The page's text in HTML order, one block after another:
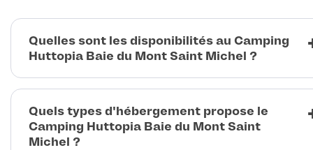
Quelles sont les disponibilités au Camping
Huttopia Baie du Mont Saint Michel ?
Quels types d'hébergement propose le
Camping Huttopia Baie du Mont Saint
Michel ?